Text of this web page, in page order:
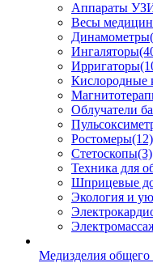
Аппараты
Весы
Динамометры
Ингаляторы
Ирригаторы
Кислородные
Облучатели
Ростомеры(12)
Стетоскопы(3)
Техника для
Шприцевые
Экология и
Медизделия общего